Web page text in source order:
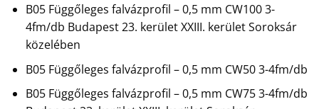
B05 Függőleges falvázprofil – 0,5 mm CW100 3-
4fm/db Budapest 23. kerület XXIII. kerület Soroksár
közelében
B05 Függőleges falvázprofil – 0,5 mm CW50 3-4fm/db
B05 Függőleges falvázprofil – 0,5 mm CW75 3-4fm/db